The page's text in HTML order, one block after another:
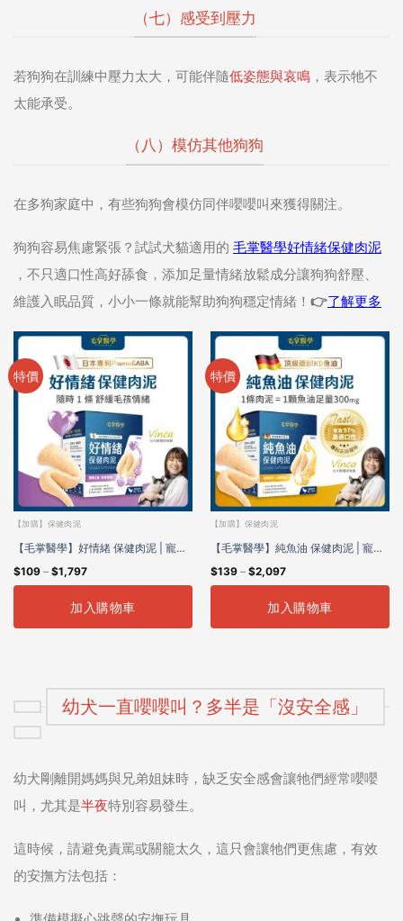
（七）感受到壓力
若狗狗在訓練中壓力太大，可能伴隨低姿態與哀鳴 ，表示牠不
太能承受。
（八）模仿其他狗狗
在多狗家庭中，有些狗狗會模仿同伴嚶嚶叫來獲得關注。
狗狗容易焦慮緊張？試試犬貓適用的 毛掌醫學好情緒保健肉泥
，不只適口性高好舔食，添加足量情緒放鬆成分讓狗狗舒壓、
維護入眠品質，小小一條就能幫助狗狗穩定情緒！👉了解更多
特價
【加購】保健肉泥
【毛掌醫學】好情緒 保健肉泥 | 寵物
舒壓保健 貓狗適用
$109– $1,797
加入購物車
特價
【加購】保健肉泥
【毛掌醫學】純魚油 保健肉泥 | 寵物
魚油 貓狗適用
$139– $2,097
加入購物車
幼犬一直嚶嚶叫？多半是「沒安全感」
幼犬剛離開媽媽與兄弟姐妹時，缺乏安全感會讓牠們經常嚶嚶
叫，尤其是半夜特別容易發生。
這時候，請避免責罵或關籠太久，這只會讓牠們更焦慮， 有效
的安撫方法包括：